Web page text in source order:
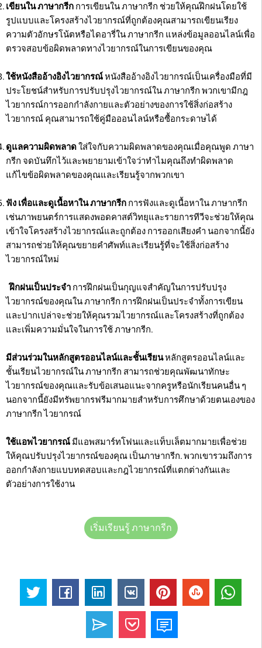
เขียนใน ภาษากรีก การเขียนใน ภาษากรีก ช่วยให้คุณฝึกฝนโดยใช้
รูปแบบและโครงสร้างไวยากรณ์ที่ถูกต้องคุณสามารถเขียนเรียง
ความตัวอักษรโน้ตหรือไดอารี่ใน ภาษากรีก แหล่งข้อมูลออนไลน์เพื่อ
ตรวจสอบข้อผิดพลาดทางไวยากรณ์ในการเขียนของคุณ
ใช้หนังสืออ้างอิงไวยากรณ์หนังสืออ้างอิงไวยากรณ์เป็นเครื่องมือที่มี
ประโยชน์สำหรับการปรับปรุงไวยากรณ์ใน ภาษากรีก พวกเขามีกฎ
ไวยากรณ์การออกกำลังกายและตัวอย่างของการใช้สิ่งก่อสร้าง
ไวยากรณ์ คุณสามารถใช้คู่มือออนไลน์หรือซื้อกระดาษได้
ดูแลความผิดพลาดใส่ใจกับความผิดพลาดของคุณเมื่อคุณพูด ภาษา
กรีก จดบันทึกไว้และพยายามเข้าใจว่าทำไมคุณถึงทำผิดพลาด
แก้ไขข้อผิดพลาดของคุณและเรียนรู้จากพวกเขา
ฟัง เพื่อและดูเนื้อหาใน ภาษากรีก การฟังและดูเนื้อหาใน ภาษากรีก
เช่นภาพยนตร์การแสดงพอดคาสต์วิทยุและรายการทีวีจะช่วยให้คุณ
เข้าใจโครงสร้างไวยากรณ์และถูกต้อง การออกเสียงคำ นอกจากนี้ยัง
สามารถช่วยให้คุณขยายคำศัพท์และเรียนรู้ที่จะใช้สิ่งก่อสร้าง
ไวยากรณ์ใหม่
ฝึกฝนเป็นประจำ การฝึกฝนเป็นกุญแจสำคัญในการปรับปรุง
ไวยากรณ์ของคุณใน ภาษากรีก การฝึกฝนเป็นประจำทั้งการเขียน
และปากเปล่าจะช่วยให้คุณรวมไวยากรณ์และโครงสร้างที่ถูกต้อง
และเพิ่มความมั่นใจในการใช้ ภาษากรีก.
มีส่วนร่วมในหลักสูตรออนไลน์และชั้นเรียนหลักสูตรออนไลน์และ
ชั้นเรียนไวยากรณ์ใน ภาษากรีก สามารถช่วยคุณพัฒนาทักษะ
ไวยากรณ์ของคุณและรับข้อเสนอแนะจากครูหรือนักเรียนคนอื่น ๆ
นอกจากนี้ยังมีทรัพยากรฟรีมากมายสำหรับการศึกษาด้วยตนเองของ
ภาษากรีก ไวยากรณ์
ใช้แอพไวยากรณ์ มีแอพสมาร์ทโฟนและแท็บเล็ตมากมายเพื่อช่วย
ให้คุณปรับปรุงไวยากรณ์ของคุณ เป็นภาษากรีก. พวกเขารวมถึงการ
ออกกำลังกายแบบทดสอบและกฎไวยากรณ์ที่แตกต่างกันและ
ตัวอย่างการใช้งาน
เริ่มเรียนรู้ ภาษากรีก